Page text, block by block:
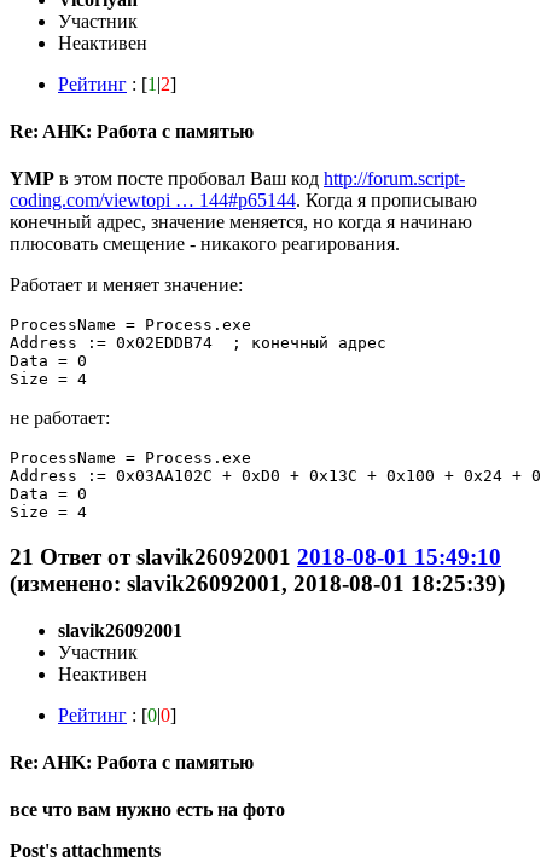
Участник
Неактивен
Рейтинг : [1 |2]
Re: AHK: Работа с памятью
YMP в этом посте пробовал Ваш код http://forum.script-
coding.com/viewtopi … 144#p65144. Когда я прописываю
конечный адрес, значение меняется, но когда я начинаю
плюсовать смещение - никакого реагирования.
Работает и меняет значение:
ProcessName = Process.exe
Address := 0x02EDDB74  ; конечный адрес
Data = 0
Size = 4
не работает:
ProcessName = Process.exe
Address := 0x03AA102C + 0xD0 + 0x13C + 0x100 + 0x24 +
Data = 0
Size = 4
21 Ответ отslavik26092001 2018-08-01 15:49:10
(изменено: slavik26092001, 2018-08-01 18:25:39)
slavik26092001
Участник
Неактивен
Рейтинг : [0|0]
Re: AHK: Работа с памятью
все что вам нужно есть на фото
Post's attachments